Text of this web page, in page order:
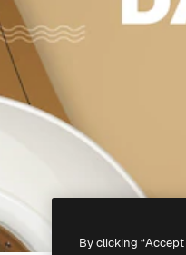
By clicking